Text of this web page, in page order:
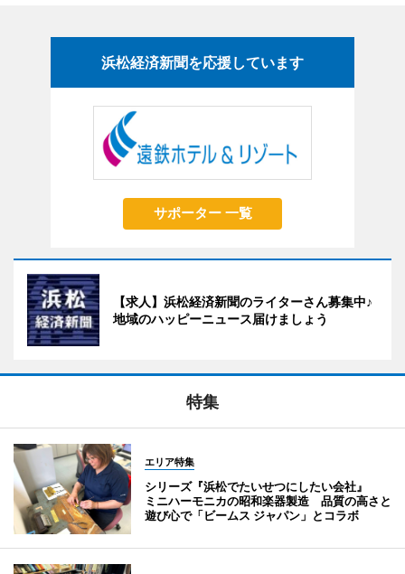
浜松経済新聞を応援しています
サポーター 一覧
【求人】浜松経済新聞のライターさん募集中♪
地域のハッピーニュース届けましょう
特集
エリア特集
シリーズ『浜松でたいせつにしたい会社』
ミニハーモニカの昭和楽器製造 品質の高さと
遊び心で「ビームス ジャパン」とコラボ